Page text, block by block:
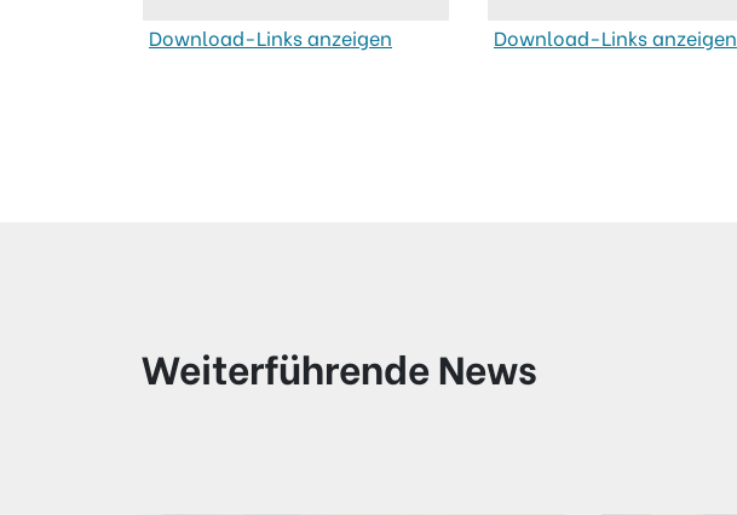
Download-Links anzeigen
Download-Links anzeigen
Weiterführende News